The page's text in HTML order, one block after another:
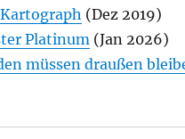
(Dez 2019)
Platinum (Jan 2026)
müssen draußen